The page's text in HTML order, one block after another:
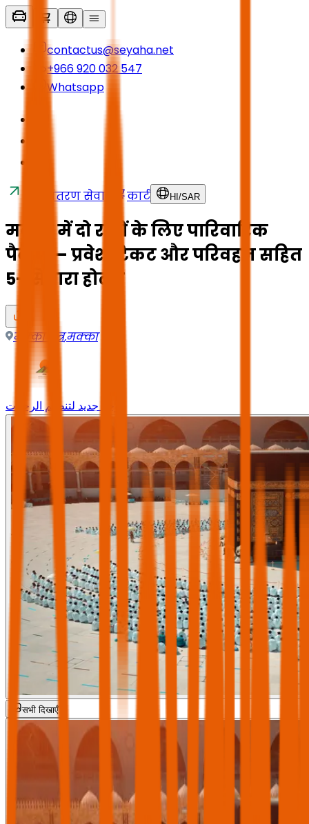
contactus@seyaha.net
+966 920 032 547
Whatsapp
स्थानांतरण सेवाएं कार्ट HI /SAR
मक्का में दो रातों के लिए पारिवारिक
पैकेज — प्रवेश टिकट और परिवहन सहित
5-सितारा होटल
मक्का क्षेत्र,मक्का
وجه جديد لتنظيم الرحلات
सभी दिखाएँ